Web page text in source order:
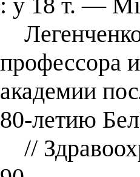
профессора
академии
80-летию
//